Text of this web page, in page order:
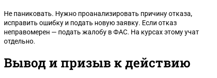
Не паниковать. Нужно проанализировать причину отказа,
исправить ошибку и подать новую заявку. Если отказ
неправомерен — подать жалобу в ФАС. На курсах этому учат
отдельно.
Вывод и призыв к действию